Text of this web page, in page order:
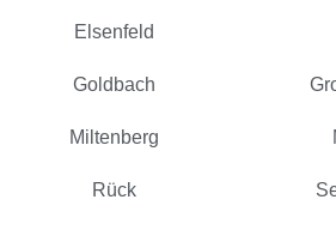
Elsenfeld
Goldbach
Miltenberg
Rück